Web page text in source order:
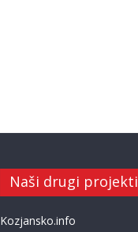
Naši drugi projekti
Kozjansko.info